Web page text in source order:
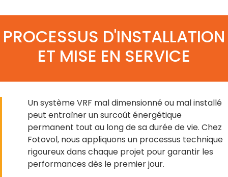
PROCESSUS D'INSTALLATION
ET MISE EN SERVICE
Un système VRF mal dimensionné ou mal installé
peut entraîner un surcoût énergétique
permanent tout au long de sa durée de vie. Chez
Fotovol, nous appliquons un processus technique
rigoureux dans chaque projet pour garantir les
performances dès le premier jour.